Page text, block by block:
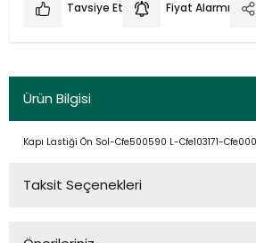
Tavsiye Et Fiyat Alarmı
Ürün Bilgisi
Kapı Lastiği Ön Sol-Cfe500590 L-Cfe103171-
Taksit Seçenekleri